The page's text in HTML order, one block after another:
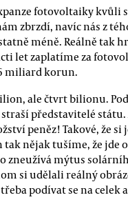
fotovoltaiky kvůli
zbrzdí, navíc nás z
méně. Reálně tak
let zaplatíme za
miliard korun.
ale čtvrt bilionu.
představitelé státu.
peněz! Takové, že
nějak tušíme, že jde
zneužívá mýtus
si udělali reálný
podívat se na celek